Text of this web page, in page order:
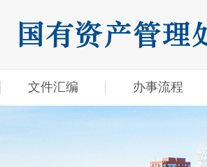
文件汇编 办事流程